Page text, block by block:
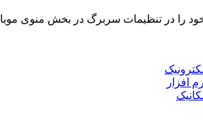
را در تنظیمات سربرگ در بخش منوی
افزار